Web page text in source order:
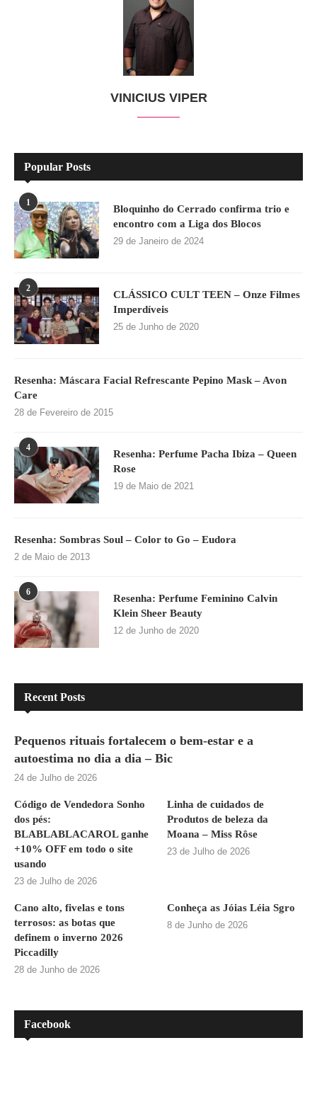
VINICIUS VIPER
Popular Posts
1
Bloquinho do Cerrado confirma trio e
encontro com a Liga dos Blocos
29 de Janeiro de 2024
2
CLÁSSICO CULT TEEN – Onze Filmes
Imperdíveis
25 de Junho de 2020
Resenha: Máscara Facial Refrescante Pepino Mask – Avon
Care
28 de Fevereiro de 2015
4
Resenha: Perfume Pacha Ibiza – Queen
Rose
19 de Maio de 2021
Resenha: Sombras Soul – Color to Go – Eudora
2 de Maio de 2013
6
Resenha: Perfume Feminino Calvin
Klein Sheer Beauty
12 de Junho de 2020
Recent Posts
Pequenos rituais fortalecem o bem-estar e a
autoestima no dia a dia – Bic
24 de Julho de 2026
Código de Vendedora Sonho
dos pés:
BLABLABLACAROL ganhe
+10% OFF em todo o site
usando
23 de Julho de 2026
Linha de cuidados de
Produtos de beleza da
Moana – Miss Rôse
23 de Julho de 2026
Cano alto, fivelas e tons
terrosos: as botas que
definem o inverno 2026
Piccadilly
28 de Junho de 2026
Conheça as Jóias Léia Sgro
8 de Junho de 2026
Facebook